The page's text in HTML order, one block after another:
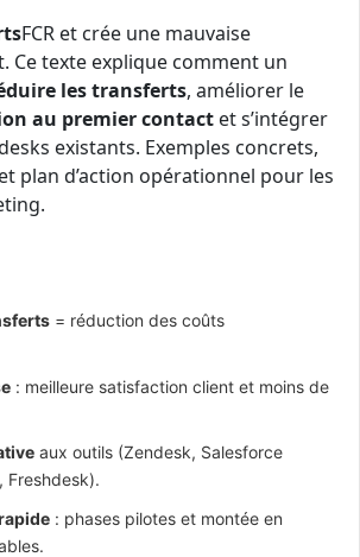
FCR et crée une mauvaise
Ce texte explique comment un
les transferts, améliorer le
au premier contact et s’intégrer
existants. Exemples concrets,
plan d’action opérationnel pour les
= réduction des coûts
: meilleure satisfaction client et moins de
aux outils (Zendesk, Salesforce
Freshdesk).
: phases pilotes et montée en